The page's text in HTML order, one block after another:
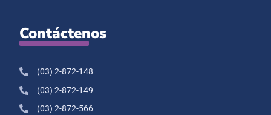
Contáctenos
(03) 2-872-148
(03) 2-872-149
(03) 2-872-566